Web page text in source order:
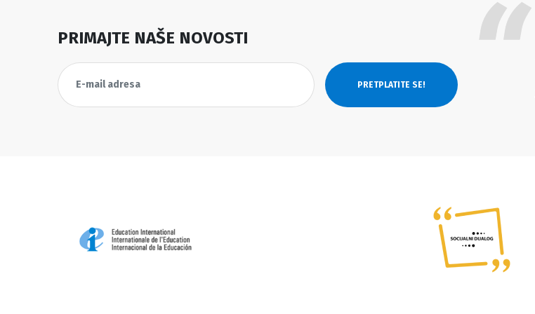
PRIMAJTE NAŠE NOVOSTI